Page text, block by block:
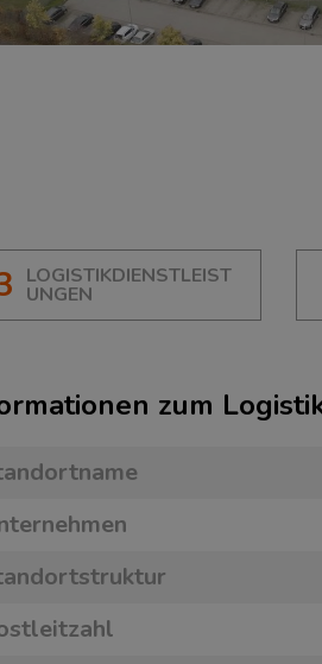
LOGISTIKDIENSTLEIST
UNGEN
zum